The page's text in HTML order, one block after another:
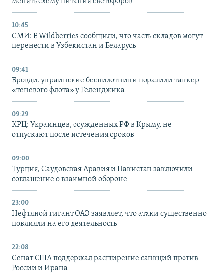
10:45
СМИ: В Wildberries сообщили, что часть складов могут
перенести в Узбекистан и Беларусь
09:41
Бровди: украинские беспилотники поразили танкер
«теневого флота» у Геленджика
09:29
КРЦ: Украинцев, осужденных РФ в Крыму, не
отпускают после истечения сроков
09:00
Турция, Саудовская Аравия и Пакистан заключили
соглашение о взаимной обороне
23:00
Нефтяной гигант ОАЭ заявляет, что атаки существенно
повлияли на его деятельность
22:08
Сенат США поддержал расширение санкций против
России и Ирана